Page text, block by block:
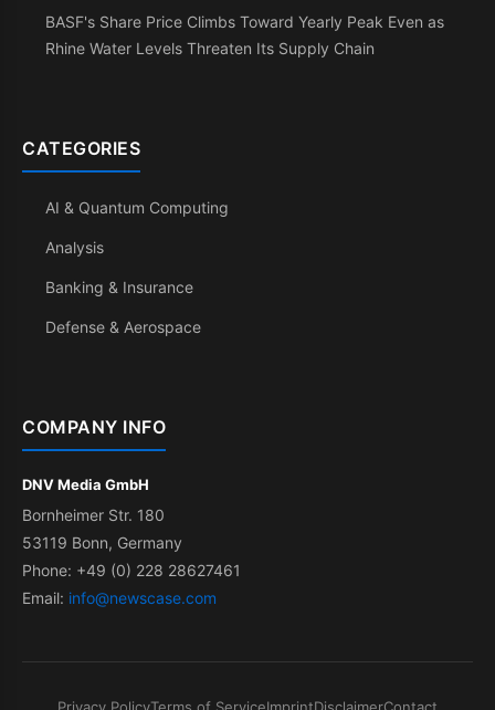
BASF's Share Price Climbs Toward Yearly Peak Even as
Rhine Water Levels Threaten Its Supply Chain
CATEGORIES
AI & Quantum Computing
Analysis
Banking & Insurance
Defense & Aerospace
COMPANY INFO
DNV Media GmbH
Bornheimer Str. 180
53119 Bonn, Germany
Phone: +49 (0) 228 28627461
Email: info@newscase.com